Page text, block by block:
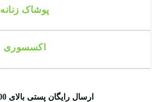
پوشاک زنانه
اکسسوری
ارسال رایگان پستی بالای 2899000 تومان